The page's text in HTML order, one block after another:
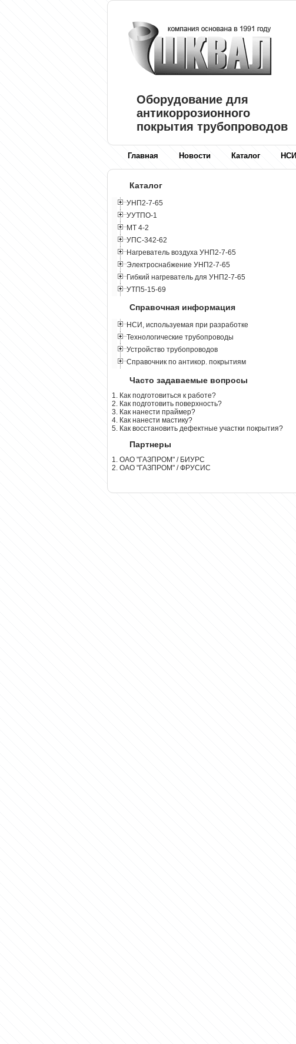
Оборудование для
антикоррозионного
покрытия трубопроводов
Главная Новости Каталог НСИ
Каталог
УНП2-7-65
УУТПО-1
МТ 4-2
УПС-342-62
Нагреватель воздуха УНП2-7-65
Электроснабжение УНП2-7-65
Гибкий нагреватель для УНП2-7-65
УТП5-15-69
Справочная информация
НСИ, используемая при разработке
Технологические трубопроводы
Устройство трубопроводов
Справочник по антикор. покрытиям
Часто задаваемые вопросы
1. Как подготовиться к работе?
2. Как подготовить поверхность?
3. Как нанести праймер?
4. Как нанести мастику?
5. Как восстановить дефектные участки покрытия?
Партнеры
1. ОАО "ГАЗПРОМ" / БИУРС
2. ОАО "ГАЗПРОМ" / ФРУСИС